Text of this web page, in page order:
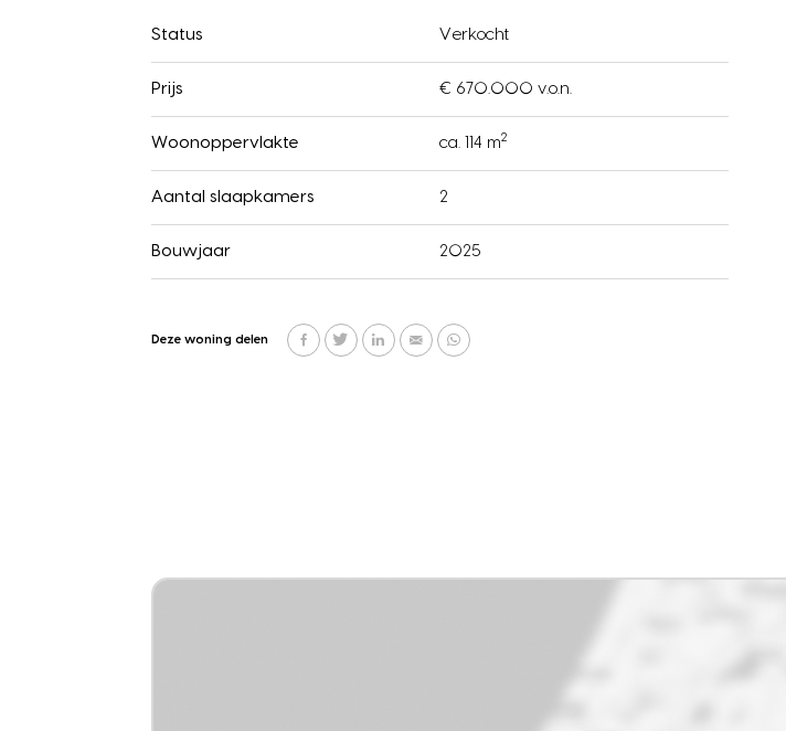
Status Verkocht
Prijs € 670.000 v.o.n.
Woonoppervlakte ca. 114 m2
Aantal slaapkamers 2
Bouwjaar 2025
Deze woning delen